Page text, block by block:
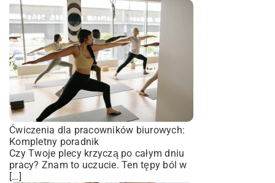
Ćwiczenia dla pracowników biurowych:
Kompletny poradnik
Czy Twoje plecy krzyczą po całym dniu
pracy? Znam to uczucie. Ten tępy ból w
[…]